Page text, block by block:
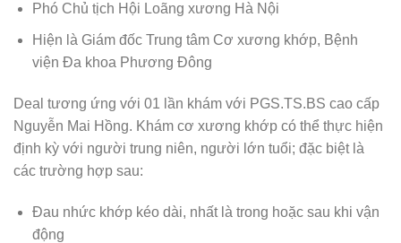
Phó Chủ tịch Hội Loãng xương Hà Nội
Hiện là Giám đốc Trung tâm Cơ xương khớp, Bệnh
viện Đa khoa Phương Đông
Deal tương ứng với 01 lần khám với PGS.TS.BS cao cấp
Nguyễn Mai Hồng. Khám cơ xương khớp có thể thực hiện
định kỳ với người trung niên, người lớn tuổi; đặc biệt là
các trường hợp sau:
Đau nhức khớp kéo dài, nhất là trong hoặc sau khi vận
động